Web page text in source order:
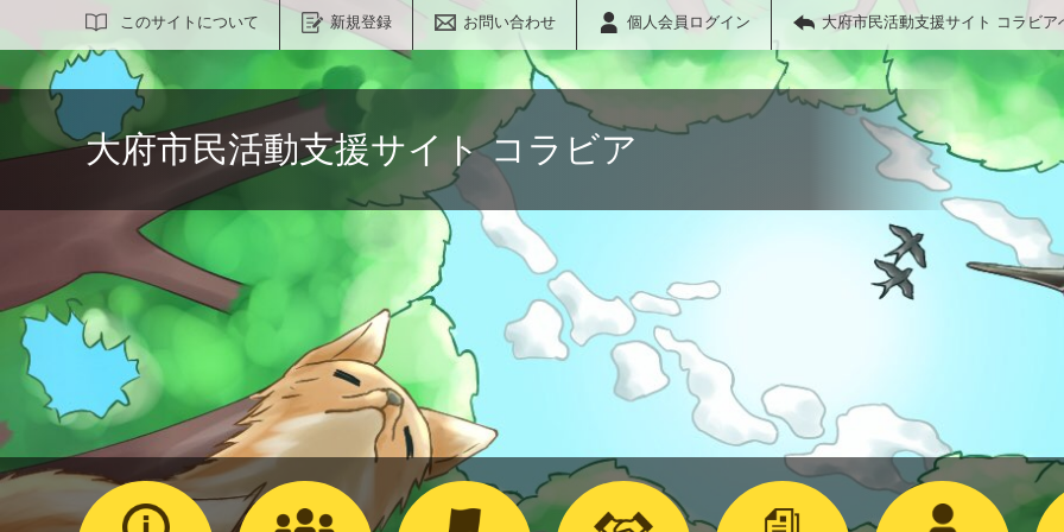
このサイトについて 新規登録 お問い合わせ 個人会員ログイン 大府市民活動支援サイト コラビア
サイト内検索
大府市民活動支援サイト コラビア